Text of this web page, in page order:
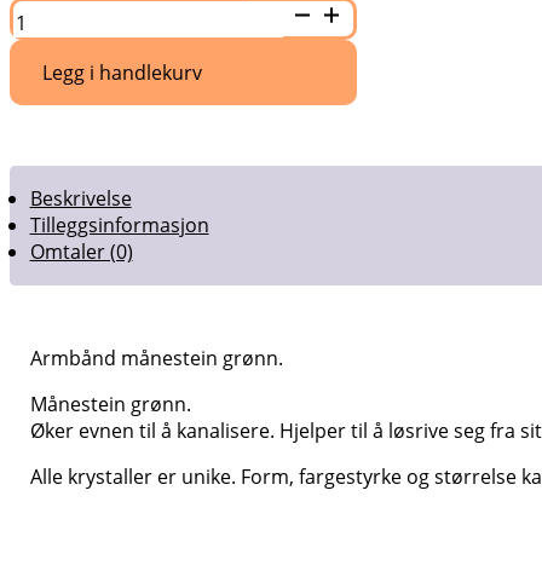
Armbånd
månestein
grønn
antallLegg i handlekurv
Beskrivelse
Tilleggsinformasjon
Omtaler (0)
Armbånd månestein grønn.
Månestein grønn.
Øker evnen til å kanalisere. Hjelper til å løsrive seg fra
Alle krystaller er unike. Form, fargestyrke og størrelse